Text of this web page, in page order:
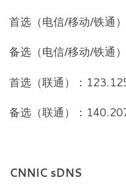
首选（电信/移动/铁通
备选（电信/移动/铁通
首选（联通）：
备选（联通）：
CNNIC sDNS